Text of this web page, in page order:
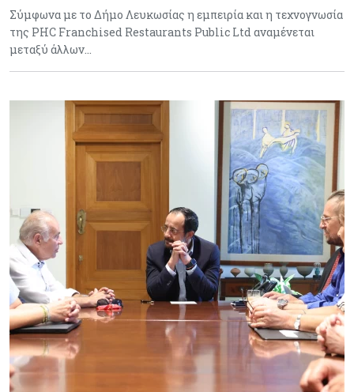
Σύμφωνα με το Δήμο Λευκωσίας η εμπειρία και η τεχνογνωσία
της PHC Franchised Restaurants Public Ltd αναμένεται
μεταξύ άλλων…